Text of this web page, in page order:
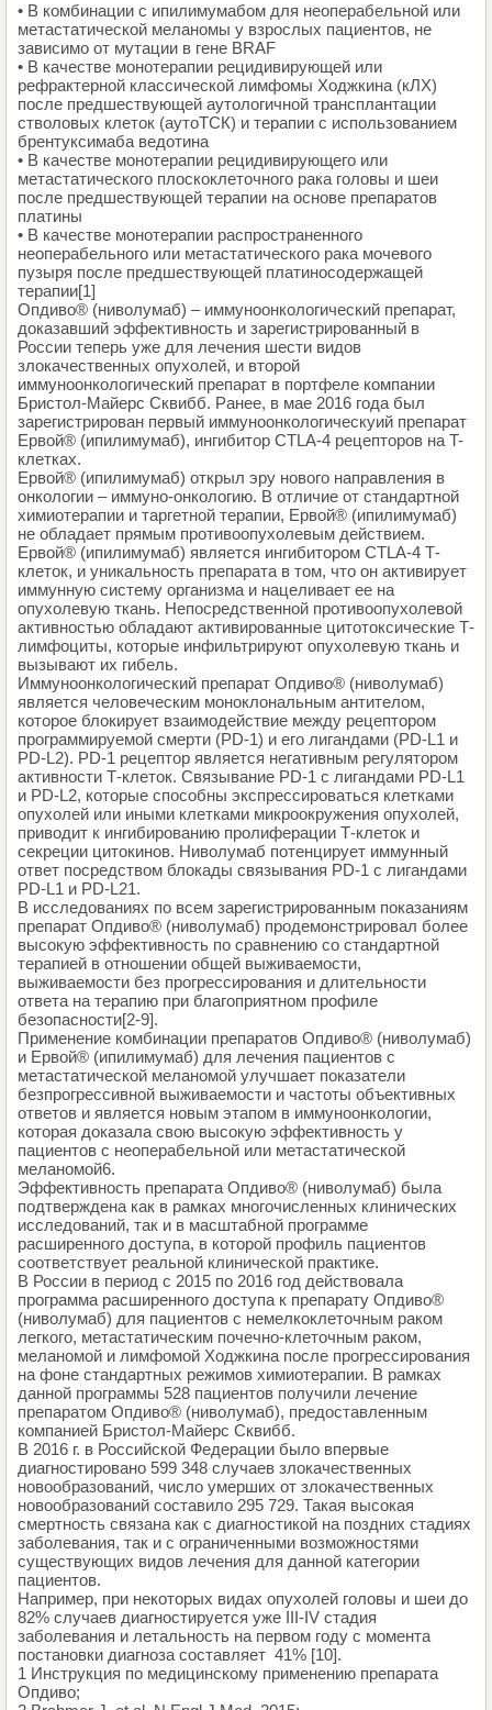
• В комбинации с ипилимумабом для неоперабельной или
метастатической меланомы у взрослых пациентов, не
зависимо от мутации в гене BRAF
• В качестве монотерапии рецидивирующей или
рефрактерной классической лимфомы Ходжкина (кЛХ)
после предшествующей аутологичной трансплантации
стволовых клеток (аутоТСК) и терапии с использованием
брентуксимаба ведотина
• В качестве монотерапии рецидивирующего или
метастатического плоскоклеточного рака головы и шеи
после предшествующей терапии на основе препаратов
платины
• В качестве монотерапии распространенного
неоперабельного или метастатического рака мочевого
пузыря после предшествующей платиносодержащей
терапии[1]
Опдиво® (ниволумаб) – иммуноонкологический препарат,
доказавший эффективность и зарегистрированный в
России теперь уже для лечения шести видов
злокачественных опухолей, и второй
иммуноонкологический препарат в портфеле компании
Бристол-Майерс Сквибб. Ранее, в мае 2016 года был
зарегистрирован первый иммуноонкологическуий препарат
Ервой® (ипилимумаб), ингибитор CTLA-4 рецепторов на T-
клетках.
Ервой® (ипилимумаб) открыл эру нового направления в
онкологии – иммуно-онкологию. В отличие от стандартной
химиотерапии и таргетной терапии, Ервой® (ипилимумаб)
не обладает прямым противоопухолевым действием.
Ервой® (ипилимумаб) является ингибитором CTLA-4 Т-
клеток, и уникальность препарата в том, что он активирует
иммунную систему организма и нацеливает ее на
опухолевую ткань. Непосредственной противоопухолевой
активностью обладают активированные цитотоксические Т-
лимфоциты, которые инфильтрируют опухолевую ткань и
вызывают их гибель.
Иммуноонкологический препарат Опдиво® (ниволумаб)
является человеческим моноклональным антителом,
которое блокирует взаимодействие между рецептором
программируемой смерти (PD-1) и его лигандами (PD-L1 и
PD-L2). PD-1 рецептор является негативным регулятором
активности Т-клеток. Связывание PD-1 с лигандами PD-L1
и PD-L2, которые способны экспрессироваться клетками
опухолей или иными клетками микроокружения опухолей,
приводит к ингибированию пролиферации Т-клеток и
секреции цитокинов. Ниволумаб потенцирует иммунный
ответ посредством блокады связывания PD-1 с лигандами
PD-L1 и PD-L21.
В исследованиях по всем зарегистрированным показаниям
препарат Опдиво® (ниволумаб) продемонстрировал более
высокую эффективность по сравнению со стандартной
терапией в отношении общей выживаемости,
выживаемости без прогрессирования и длительности
ответа на терапию при благоприятном профиле
безопасности[2-9].
Применение комбинации препаратов Опдиво® (ниволумаб)
и Ервой® (ипилимумаб) для лечения пациентов с
метастатической меланомой улучшает показатели
безпрогрессивной выживаемости и частоты объективных
ответов и является новым этапом в иммуноонкологии,
которая доказала свою высокую эффективность у
пациентов с неоперабельной или метастатической
меланомой6.
Эффективность препарата Опдиво® (ниволумаб) была
подтверждена как в рамках многочисленных клинических
исследований, так и в масштабной программе
расширенного доступа, в которой профиль пациентов
соответствует реальной клинической практике.
В России в период с 2015 по 2016 год действовала
программа расширенного доступа к препарату Опдиво®
(ниволумаб) для пациентов с немелкоклеточным раком
легкого, метастатическим почечно-клеточным раком,
меланомой и лимфомой Ходжкина после прогрессирования
на фоне стандартных режимов химиотерапии. В рамках
данной программы 528 пациентов получили лечение
препаратом Опдиво® (ниволумаб), предоставленным
компанией Бристол-Майерс Сквибб.
В 2016 г. в Российской Федерации было впервые
диагностировано 599 348 случаев злокачественных
новообразований, число умерших от злокачественных
новообразований составило 295 729. Такая высокая
смертность связана как с диагностикой на поздних стадиях
заболевания, так и с ограниченными возможностями
существующих видов лечения для данной категории
пациентов.
Например, при некоторых видах опухолей головы и шеи до
82% случаев диагностируется уже III-IV стадия
заболевания и летальность на первом году с момента
постановки диагноза составляет 41% [10].
1 Инструкция по медицинскому применению препарата
Опдиво;